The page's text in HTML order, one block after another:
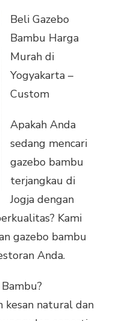
Beli Gazebo
Bambu Harga
Murah di
Yogyakarta –
Custom
Apakah Anda
sedang mencari
gazebo bambu
terjangkau di
Jogja dengan
Kami
gazebo bambu
Anda.
kesan natural dan